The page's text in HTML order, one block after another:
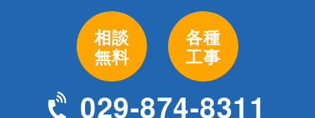
相談
無料
各種
工事
029-874-8311